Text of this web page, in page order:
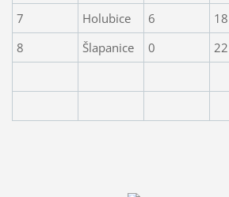
7
Holubice 6 18
8
Šlapanice 0 22